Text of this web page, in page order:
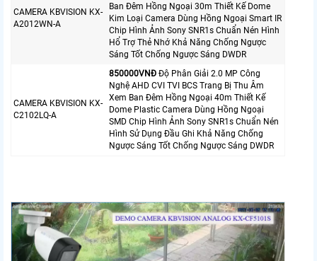
CAMERA KBVISION KX-
A2012WN-A
Ban Đêm Hồng Ngoại 30m Thiết Kế Dome
Kim Loại Camera Dùng Hồng Ngoại Smart IR
Chip Hình Ảnh Sony SNR1s Chuẩn Nén Hình
Hổ Trợ Thẻ Nhớ Khả Năng Chống Ngược
Sáng Tốt Chống Ngược Sáng DWDR
CAMERA KBVISION KX-
C2102LQ-A
850000VNÐ Độ Phân Giải 2.0 MP Công
Nghệ AHD CVI TVI BCS Trang Bị Thu Âm
Xem Ban Đêm Hồng Ngoại 40m Thiết Kế
Dome Plastic Camera Dùng Hồng Ngoại
SMD Chip Hình Ảnh Sony SNR1s Chuẩn Nén
Hình Sử Dụng Đầu Ghi Khả Năng Chống
Ngược Sáng Tốt Chống Ngược Sáng DWDR